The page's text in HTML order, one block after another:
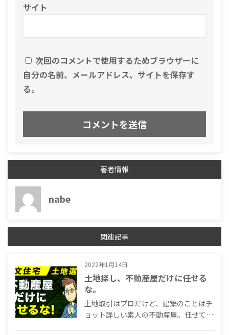
サイト
次回のコメントで使用するためブラウザーに
自分の名前、メールアドレス、サイトを保存す
る。
著者情報
nabe
関連記事
2022年1月14日
土地探し、不動産屋だけに任せる
な。
土地取引はプロだけど、建築のことはチ
ョット詳しい素人の不動産屋。任せて…